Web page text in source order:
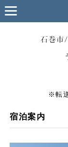
※転
宿泊案内